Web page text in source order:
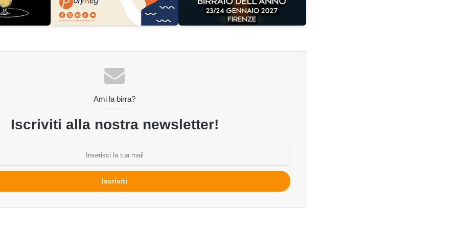
Ami la birra?
Iscriviti alla nostra newsletter!